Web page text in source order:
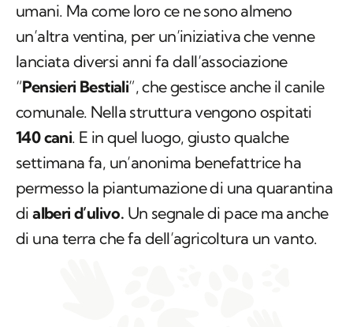
umani. Ma come loro ce ne sono almeno
un’altra ventina, per un’iniziativa che venne
lanciata diversi anni fa dall’associazione
“Pensieri Bestiali”, che gestisce anche il canile
comunale. Nella struttura vengono ospitati
140 cani. E in quel luogo, giusto qualche
settimana fa, un’anonima benefattrice ha
permesso la piantumazione di una quarantina
dialberi d’ulivo. Un segnale di pace ma anche
di una terra che fa dell’agricoltura un vanto.